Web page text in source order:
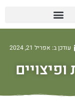
עודכן ב: אפריל 21, 2024